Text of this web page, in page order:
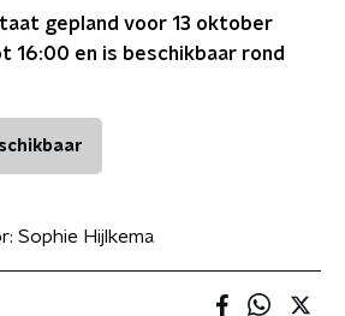
gepland voor 13 oktober
16:00 en is beschikbaar rond
Sophie Hijlkema